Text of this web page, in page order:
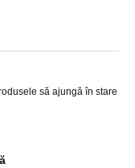
să ajungă în stare